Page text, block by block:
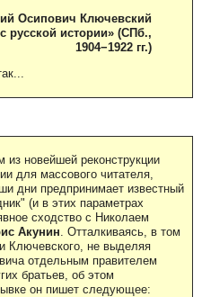
Осипович Ключевский
русской истории» (СПб.,
1904−1922 гг.)
из новейшей реконструкции
для массового читателя,
дни предпринимает известный
(и в этих параметрах
сходство с Николаем
Акунин . Отталкиваясь, в том
Ключевского, не выделяя
отдельным правителем
братьев, об этом
он пишет следующее: